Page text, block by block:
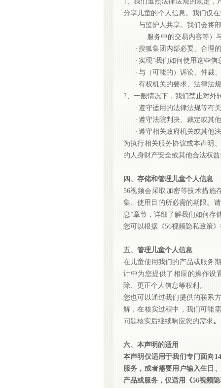
分享儿童的个人信息。我们仅
· 与监护人共享。我们会将
服务中的交易内容等）
· 搜狐集团内部必要、合理
· 实现“我们如何使用这些信
· 与（可能的）诉讼、仲裁
· 有权机关的要求、法律法
2、一般情况下，我们禁止对外
· 遵守适用的法律法规等有
· 遵守法院判决、裁定或其
· 遵守相关政府机关或其他
为执行相关服务协议或本声明
的人身财产安全或其他合法权
四、存储和管理儿童个人信息
56视频会采取加密等技术措施
集、使用目的所必需的期限。
息”章节，详细了解我们如何存
您可以根据《56视频隐私政策
五、管理儿童个人信息
在儿童使用我们的产品或服务
计中为您提供了相应的操作设
除、更正个人信息等权利。
您也可以通过我们提供的联系
解，在核实过程中，我们可能
问题核实后继续响应您的需求。
六、本声明的适用
本声明仅适用于我们专门面向
服务，或者需要用户输入生日
产品或服务，仅适用《56视频